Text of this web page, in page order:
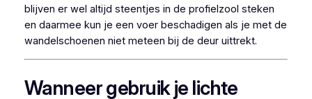
blijven er wel altijd steentjes in de profielzool steken
en daarmee kun je een voer beschadigen als je met de
wandelschoenen niet meteen bij de deur uittrekt.
Wanneer gebruik je lichte